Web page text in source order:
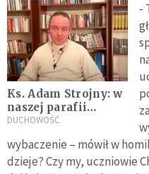
Ks. Adam Strojny: w
naszej parafii
codziennie modlimy
chrześcijan
DUCHOWOŚĆ
-
wybaczenie – mówił w
dzieje? Czy my, uczniowie